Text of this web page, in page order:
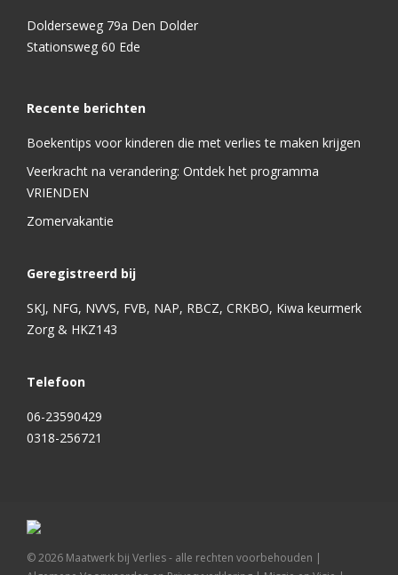
Dolderseweg 79a Den Dolder
Stationsweg 60 Ede
Recente berichten
Boekentips voor kinderen die met verlies te maken krijgen
Veerkracht na verandering: Ontdek het programma
VRIENDEN
Zomervakantie
Geregistreerd bij
SKJ, NFG, NVVS, FVB, NAP, RBCZ, CRKBO, Kiwa keurmerk
Zorg & HKZ143
Telefoon
06-23590429
0318-256721
©2026 Maatwerk bij Verlies - alle rechten voorbehouden |